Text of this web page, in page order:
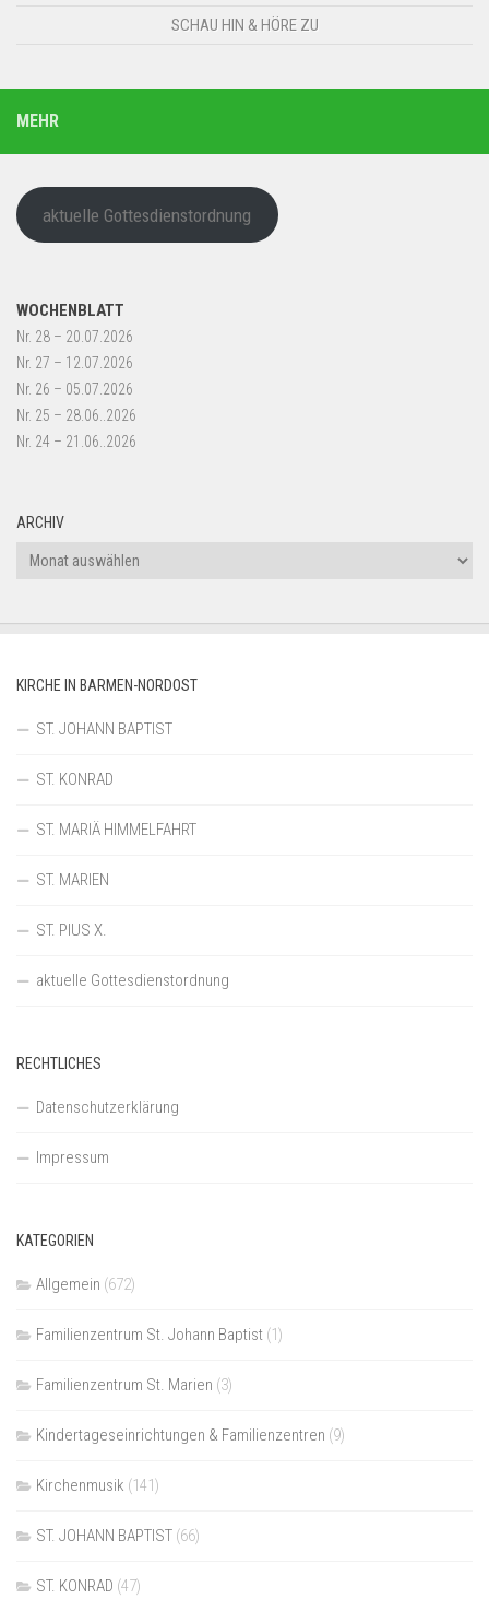
SCHAU HIN & HÖRE ZU
MEHR
aktuelle Gottesdienstordnung
WOCHENBLATT
Nr. 28 – 20.07.2026
Nr. 27 – 12.07.2026
Nr. 26 – 05.07.2026
Nr. 25 – 28.06..2026
Nr. 24 – 21.06..2026
ARCHIV
Archiv
KIRCHE IN BARMEN-NORDOST
ST. JOHANN BAPTIST
ST. KONRAD
ST. MARIÄ HIMMELFAHRT
ST. MARIEN
ST. PIUS X.
aktuelle Gottesdienstordnung
RECHTLICHES
Datenschutzerklärung
Impressum
KATEGORIEN
Allgemein (672)
Familienzentrum St. Johann Baptist (1)
Familienzentrum St. Marien (3)
Kindertageseinrichtungen & Familienzentren (9)
Kirchenmusik (141)
ST. JOHANN BAPTIST (66)
ST. KONRAD (47)